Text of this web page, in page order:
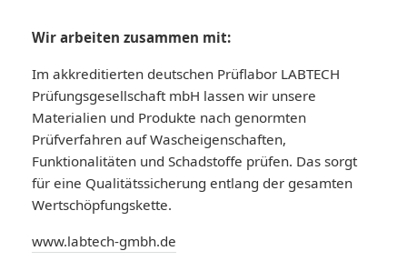
Wir arbeiten zusammen mit:
Im akkreditierten deutschen Prüflabor LABTECH
Prüfungsgesellschaft mbH lassen wir unsere
Materialien und Produkte nach genormten
Prüfverfahren auf Wascheigenschaften,
Funktionalitäten und Schadstoffe prüfen. Das sorgt
für eine Qualitätssicherung entlang der gesamten
Wertschöpfungskette.
www.labtech-gmbh.de